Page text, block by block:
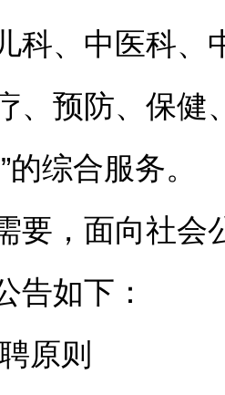
科、中医科、
、预防、保健
综合服务。
，面向社会
告如下：
原则